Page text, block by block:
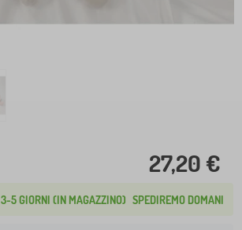
27,20 €
3-5 GIORNI (IN MAGAZZINO) SPEDIREMO DOMANI